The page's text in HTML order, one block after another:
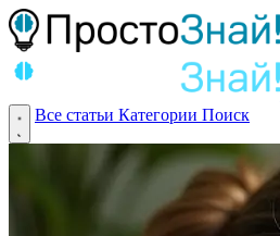
Все статьи Категории Поиск